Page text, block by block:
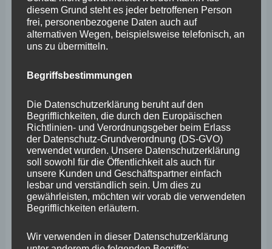
Bad Kreuznach jüngst über ihr Leben als Sinti und über
ihre Ausgrenzungserfahrungen berichtete. Seit 2005
Verband Deutscher Sinti und Roma – Landesverband
Unterstützung und Förderung einer aktiven Teilnahme
der in Rheinland-Pfalz lebenden Sinti und Roma in allen
Bereichen des kulturellen, sozialen, wirtschaftlichen und
politischen Lebens. So, wie es bei dem jüdischen
Vertragspartner durch den Austritt der Jüdischen
Kultusgemeinde Mainz-Rheinhessen aus dem
Rheinland-Pfalz zu vertraglichem Anpassungsbedarf
diesem Grund steht es jeder betroffenen Person
frei, personenbezogene Daten auch auf
alternativen Wegen, beispielsweise telefonisch, an
uns zu übermitteln.
Begriffsbestimmungen
Die Datenschutzerklärung beruht auf den
Begrifflichkeiten, die durch den Europäischen
Richtlinien- und Verordnungsgeber beim Erlass
der Datenschutz-Grundverordnung (DS-GVO)
verwendet wurden. Unsere Datenschutzerklärung
soll sowohl für die Öffentlichkeit als auch für
unsere Kunden und Geschäftspartner einfach
lesbar und verständlich sein. Um dies zu
gewährleisten, möchten wir vorab die verwendeten
Begrifflichkeiten erläutern.
Wir verwenden in dieser Datenschutzerklärung